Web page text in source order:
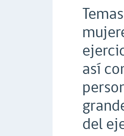
así
del